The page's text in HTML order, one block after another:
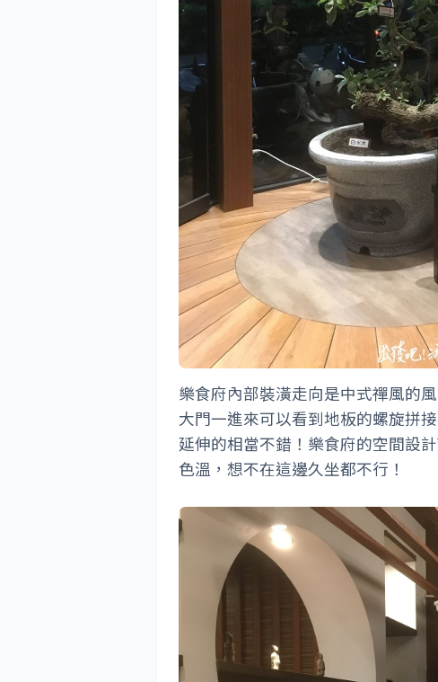
樂食府內部裝潢走向是中式禪風的
大門一進來可以看到地板的螺旋拼
延伸的相當不錯！樂食府的空間設
色溫，想不在這邊久坐都不行！